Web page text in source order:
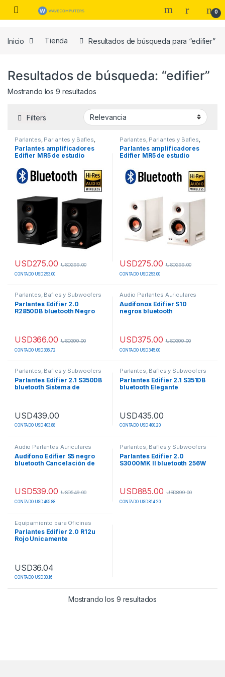
Skip to navigation
Skip to content
0
Inicio Tienda Resultados de búsqueda para “edifier”
Resultados de búsqueda: “edifier”
Mostrando los 9 resultados
Filters
Parlantes Parlantes y Bafles
Parlantes, Bafles y Subwoofers
Parlantes amplificadores
Edifier MR5 de estudio
Certificacion de alta
resolucion inlambrica
USD275.00 USD299.00
CONTADO USD 253.00
Parlantes Parlantes y Bafles
Parlantes, Bafles y Subwoofers
Parlantes amplificadores
Edifier MR5 de estudio
Certificacion de alta
resolucion inlambrica
USD275.00 USD299.00
CONTADO USD 253.00
Parlantes, Bafles y Subwoofers
Parlantes Edifier 2.0
R2850DB bluetooth Negro
USD366.00 USD399.00
CONTADO USD 336.72
Audio Parlantes Auriculares
Audifonos Edifier S10
negros bluetooth
USD375.00 USD399.00
CONTADO USD 345.00
Parlantes, Bafles y Subwoofers
Parlantes Edifier 2.1 S350DB
bluetooth Sistema de
USD439.00
CONTADO USD 403.88
Parlantes, Bafles y Subwoofers
Parlantes Edifier 2.1 S351DB
bluetooth Elegante
USD435.00
CONTADO USD 400.20
Audio Parlantes Auriculares
Audifono Edifier S5 negro
bluetooth Cancelación de
USD539.00 USD549.00
CONTADO USD 495.88
Parlantes, Bafles y Subwoofers
Parlantes Edifier 2.0
S3000MK II bluetooth 256W
USD885.00 USD899.00
CONTADO USD 814.20
Equipamiento para Oficinas
Parlantes Edifier 2.0 R12u
Rojo Unicamente
USD36.04
CONTADO USD 33.16
Mostrando los 9 resultados